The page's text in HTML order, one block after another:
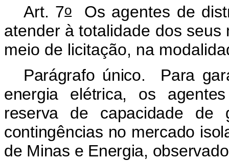
Art. 7oOs agentes de
atender à totalidade dos
meio de licitação, na
Parágrafo único. Para
energia elétrica, os
reserva de capacidade de
contingências no mercado
de Minas e Energia,